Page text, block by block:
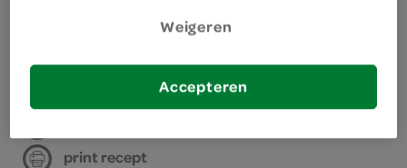
deel op twitter
print recept
Weigeren
Accepteren